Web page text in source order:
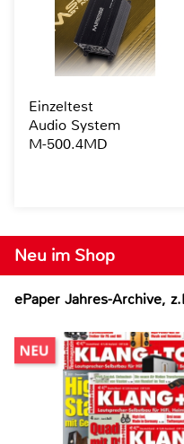
Neu im Shop
ePaper Jahres-Archive,
Einzeltest
Audio System
M-500.4MD